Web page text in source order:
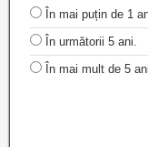
În mai puțin de 1
În următorii 5 ani.
În mai mult de 5